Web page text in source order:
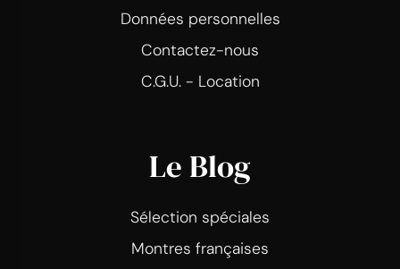
Données personnelles
Contactez-nous
C.G.U. - Location
Le Blog
Sélection spéciales
Montres françaises